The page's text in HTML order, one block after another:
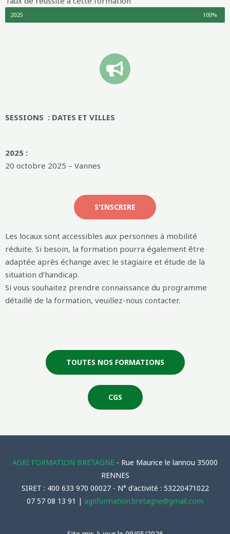
2025 100%
SESSIONS : DATES ET VILLES
2025 :
20 octobre 2025 – Vannes
S'INSCRIRE
Les locaux sont accessibles aux personnes à mobilité
réduite. Si besoin, la formation pourra également être
adaptée après échange avec le stagiaire et étude de la
situation d’handicap.
Si vous souhaitez prendre connaissance du programme
détaillé de la formation, veuillez-nous contacter.
TOUTES NOS FORMATIONS
CGS
AGRI FORMATION BRETAGNE - Rue Maurice le lannou 35000
RENNES
SIRET : 400 633 970 00027 - N° d'activité : 53220471022
07 57 08 13 91 | agriformation.bretagne@gmail.com